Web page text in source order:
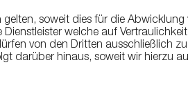
soweit dies für die Abwicklung
welche auf
von den Dritten ausschließlich
darüber hinaus, soweit wir hierzu